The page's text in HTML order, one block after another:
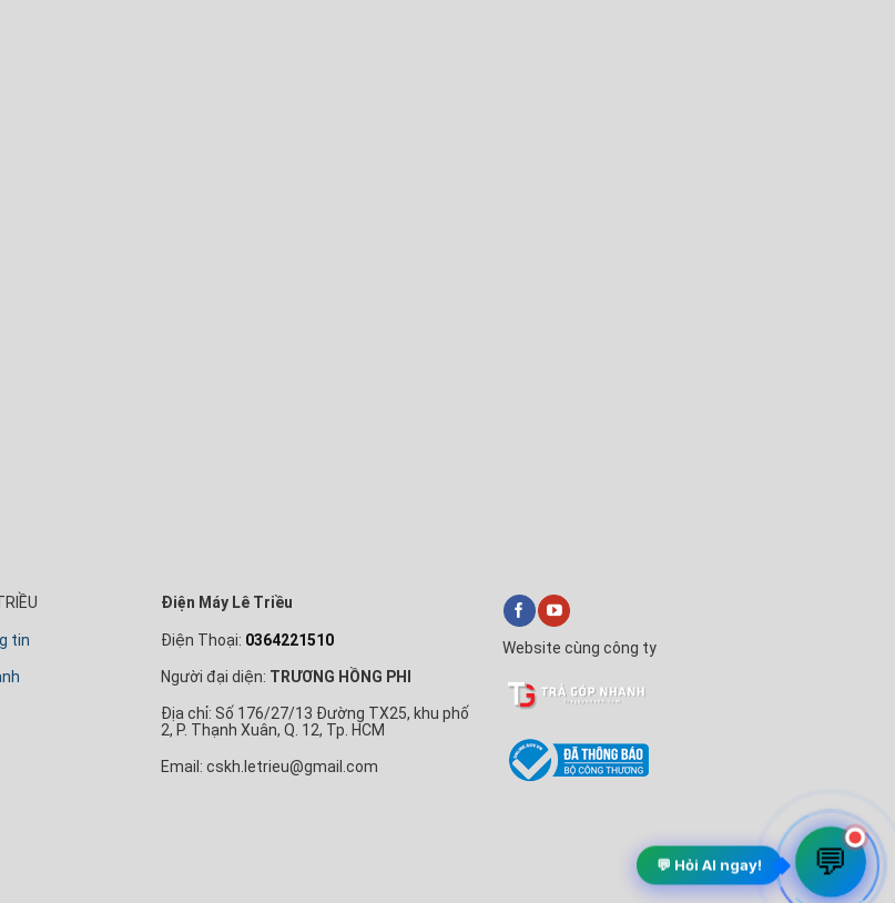
tin
Điện Máy Lê Triều
Điện Thoại: 0364221510
Người đại diện: TRƯƠNG HỒNG PHI
Địa chỉ: Số 176/27/13 Đường TX25, khu phố
2, P. Thạnh Xuân, Q. 12, Tp. HCM
Email: cskh.letrieu@gmail.com
Website cùng công ty
💬
💬 Hỏi AI ngay!